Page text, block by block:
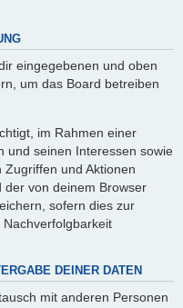
eingegebenen und oben
um das Board betreiben
im Rahmen einer
und seinen Interessen sowie
und Aktionen
der von deinem Browser
sofern dies zur
DEINER DATEN
mit anderen Personen